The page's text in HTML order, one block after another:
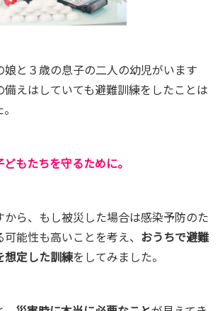
と３歳の息子の二人の幼児がいます
えはしていても避難訓練をしたことは
もたちを守るために。
ら、もし被災した場合は感染予防のた
能性も高いことを考え、 おうちで避難
想定した訓練をしてみました。